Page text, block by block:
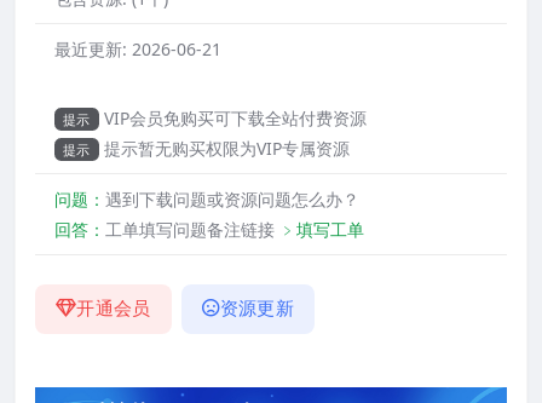
最近更新: 2026-06-21
提示 VIP会员免购买可下载全站付费资源
提示 提示暂无购买权限为VIP专属资源
问题： 遇到下载问题或资源问题怎么办？
回答： 工单填写问题备注链接 ﹥填写工单
开通会员 资源更新